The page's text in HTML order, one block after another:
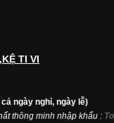
TI VI
ngày nghỉ, ngày lễ)
thông minh nhập khẩu :